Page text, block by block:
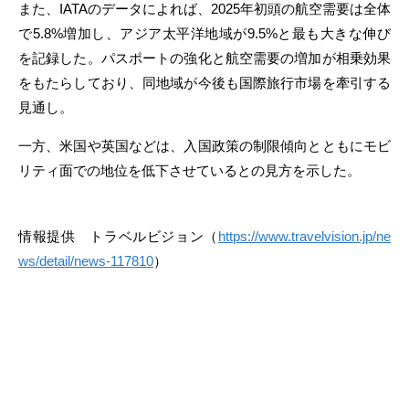
また、IATAのデータによれば、2025年初頭の航空需要は全体
で5.8%増加し、アジア太平洋地域が9.5%と最も大きな伸び
を記録した。パスポートの強化と航空需要の増加が相乗効果
をもたらしており、同地域が今後も国際旅行市場を牽引する
見通し。
一方、米国や英国などは、入国政策の制限傾向とともにモビ
リティ面での地位を低下させているとの見方を示した。
情報提供 トラベルビジョン（ https://www.travelvision.jp/ne
ws/detail/news-117810）